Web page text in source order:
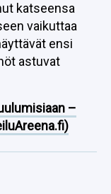
katseensa
vaikuttaa
ensi
astuvat
–